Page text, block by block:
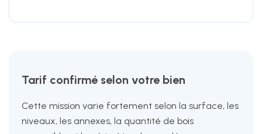
Tarif confirmé selon votre bien
Cette mission varie fortement selon la surface, les
niveaux, les annexes, la quantité de bois